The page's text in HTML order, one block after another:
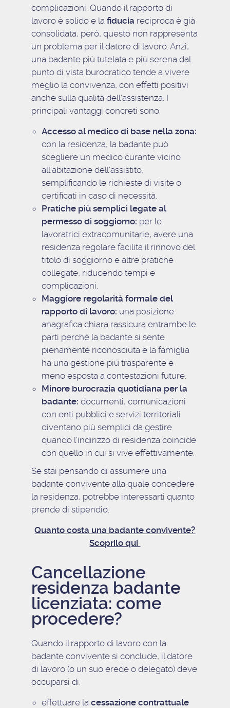
complicazioni. Quando il rapporto di
lavoro è solido e la fiducia reciproca è già
consolidata, però, questo non rappresenta
un problema per il datore di lavoro. Anzi,
una badante più tutelata e più serena dal
punto di vista burocratico tende a vivere
meglio la convivenza, con effetti positivi
anche sulla qualità dell’assistenza. I
principali vantaggi concreti sono:
Accesso al medico di base nella zona:
con la residenza, la badante può
scegliere un medico curante vicino
all’abitazione dell’assistito,
semplificando le richieste di visite o
certificati in caso di necessità.
Pratiche più semplici legate al
permesso di soggiorno: per le
lavoratrici extracomunitarie, avere una
residenza regolare facilita il rinnovo del
titolo di soggiorno e altre pratiche
collegate, riducendo tempi e
complicazioni.
Maggiore regolarità formale del
rapporto di lavoro: una posizione
anagrafica chiara rassicura entrambe le
parti perché la badante si sente
pienamente riconosciuta e la famiglia
ha una gestione più trasparente e
meno esposta a contestazioni future.
Minore burocrazia quotidiana per la
badante: documenti, comunicazioni
con enti pubblici e servizi territoriali
diventano più semplici da gestire
quando l’indirizzo di residenza coincide
con quello in cui si vive effettivamente.
Se stai pensando di assumere una
badante convivente alla quale concedere
la residenza, potrebbe interessarti quanto
prende di stipendio.
Quanto costa una badante convivente?
Scoprilo qui
Cancellazione
residenza badante
licenziata: come
procedere?
Quando il rapporto di lavoro con la
badante convivente si conclude, il datore
di lavoro (o un suo erede o delegato) deve
occuparsi di:
effettuare la cessazione contrattuale